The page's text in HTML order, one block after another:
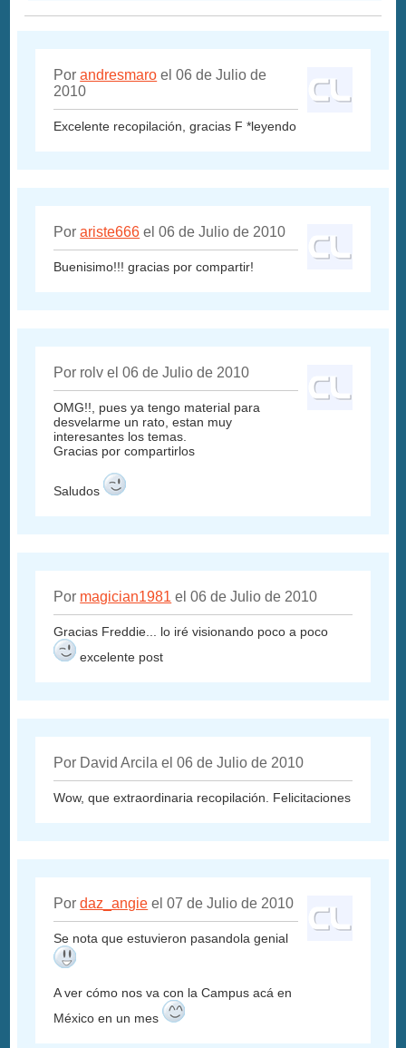
Porandresmaro el 06 de Julio de
2010
Excelente recopilación, gracias F *leyendo
Porariste666 el 06 de Julio de 2010
Buenisimo!!! gracias por compartir!
Por rolv el 06 de Julio de 2010
OMG!!, pues ya tengo material para
desvelarme un rato, estan muy
interesantes los temas.
Gracias por compartirlos
Saludos
Por magician1981 el 06 de Julio de 2010
Gracias Freddie... lo iré visionando poco a poco
excelente post
Por David Arcila el 06 de Julio de 2010
Wow, que extraordinaria recopilación. Felicitaciones
Pordaz_angie el 07 de Julio de 2010
Se nota que estuvieron pasandola genial
A ver cómo nos va con la Campus acá en
México en un mes